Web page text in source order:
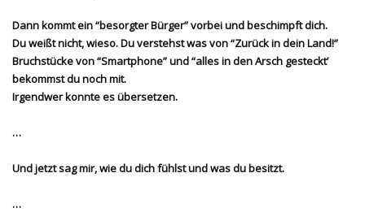
Dann kommt ein “besorgter Bürger” vorbei und beschimpft dich.
Du weißt nicht, wieso. Du verstehst was von “Zurück in dein Land!”
Bruchstücke von “Smartphone” und “alles in den Arsch gesteckt’
bekommst du noch mit.
Irgendwer konnte es übersetzen.
…
Und jetzt sag mir, wie du dich fühlst und was du besitzt.
…